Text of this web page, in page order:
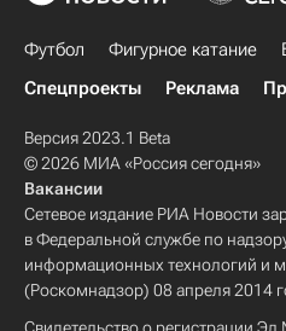
Футбол Фигурное катание
Спецпроекты
Реклама
Версия 2023.1 Beta
© 2026 МИА «Россия сегодня»
Вакансии
Сетевое издание РИА Новости
в Федеральной службе по
информационных технологий и
(Роскомнадзор) 08 апреля 2014